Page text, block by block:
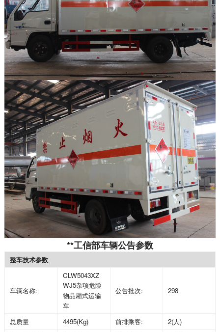
**工信部车辆公告参数
整车技术参数
车辆名称:
CLW5043XZ
WJ5杂项危险
物品厢式运输
车
公告批次: 298
总质量 4495(Kg) 前排乘客: 2(人)